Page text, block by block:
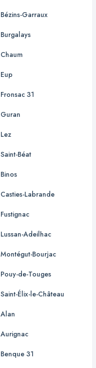
Bézins-Garraux
Burgalays
Chaum
Eup
Fronsac 31
Guran
Lez
Saint-Béat
Binos
Casties-Labrande
Fustignac
Lussan-Adeilhac
Montégut-Bourjac
Pouy-de-Touges
Saint-Élix-le-Château
Alan
Aurignac
Benque 31